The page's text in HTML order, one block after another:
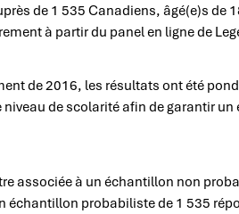
de 1 535 Canadiens, âgé(e)s de
à partir du panel en ligne de
de 2016, les résultats ont été
de scolarité afin de garantir
associée à un échantillon non
échantillon probabiliste de 1 535